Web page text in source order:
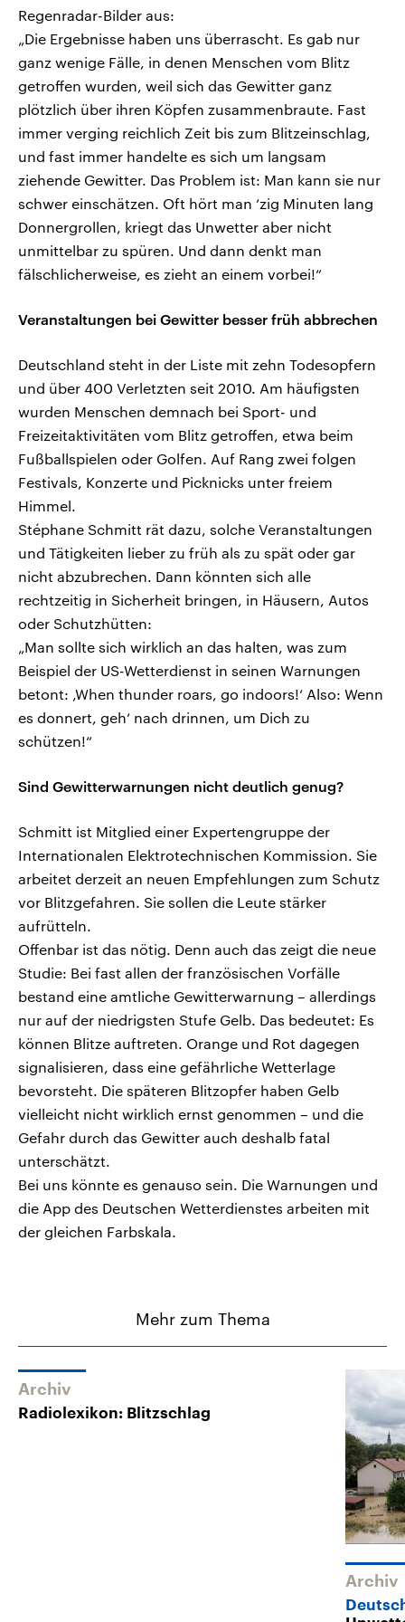
Regenradar-Bilder aus:
„Die Ergebnisse haben uns überrascht. Es gab nur
ganz wenige Fälle, in denen Menschen vom Blitz
getroffen wurden, weil sich das Gewitter ganz
plötzlich über ihren Köpfen zusammenbraute. Fast
immer verging reichlich Zeit bis zum Blitzeinschlag,
und fast immer handelte es sich um langsam
ziehende Gewitter. Das Problem ist: Man kann sie nur
schwer einschätzen. Oft hört man ‘zig Minuten lang
Donnergrollen, kriegt das Unwetter aber nicht
unmittelbar zu spüren. Und dann denkt man
fälschlicherweise, es zieht an einem vorbei!“
Veranstaltungen bei Gewitter besser früh abbrechen
Deutschland steht in der Liste mit zehn Todesopfern
und über 400 Verletzten seit 2010. Am häufigsten
wurden Menschen demnach bei Sport- und
Freizeitaktivitäten vom Blitz getroffen, etwa beim
Fußballspielen oder Golfen. Auf Rang zwei folgen
Festivals, Konzerte und Picknicks unter freiem
Himmel.
Stéphane Schmitt rät dazu, solche Veranstaltungen
und Tätigkeiten lieber zu früh als zu spät oder gar
nicht abzubrechen. Dann könnten sich alle
rechtzeitig in Sicherheit bringen, in Häusern, Autos
oder Schutzhütten:
„Man sollte sich wirklich an das halten, was zum
Beispiel der US-Wetterdienst in seinen Warnungen
betont: ‚When thunder roars, go indoors!‘ Also: Wenn
es donnert, geh‘ nach drinnen, um Dich zu
schützen!“
Sind Gewitterwarnungen nicht deutlich genug?
Schmitt ist Mitglied einer Expertengruppe der
Internationalen Elektrotechnischen Kommission. Sie
arbeitet derzeit an neuen Empfehlungen zum Schutz
vor Blitzgefahren. Sie sollen die Leute stärker
aufrütteln.
Offenbar ist das nötig. Denn auch das zeigt die neue
Studie: Bei fast allen der französischen Vorfälle
bestand eine amtliche Gewitterwarnung – allerdings
nur auf der niedrigsten Stufe Gelb. Das bedeutet: Es
können Blitze auftreten. Orange und Rot dagegen
signalisieren, dass eine gefährliche Wetterlage
bevorsteht. Die späteren Blitzopfer haben Gelb
vielleicht nicht wirklich ernst genommen – und die
Gefahr durch das Gewitter auch deshalb fatal
unterschätzt.
Bei uns könnte es genauso sein. Die Warnungen und
die App des Deutschen Wetterdienstes arbeiten mit
der gleichen Farbskala.
Mehr zum Thema
Archiv
Radiolexikon: Blitzschlag
Archiv